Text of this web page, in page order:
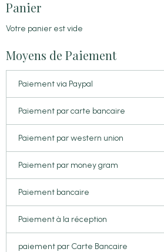
Panier
Votre panier est vide
Moyens de Paiement
Paiement via Paypal
Paiement par carte bancaire
Paiement par western union
Paiement par money gram
Paiement bancaire
Paiement à la réception
paiement par Carte Bancaire